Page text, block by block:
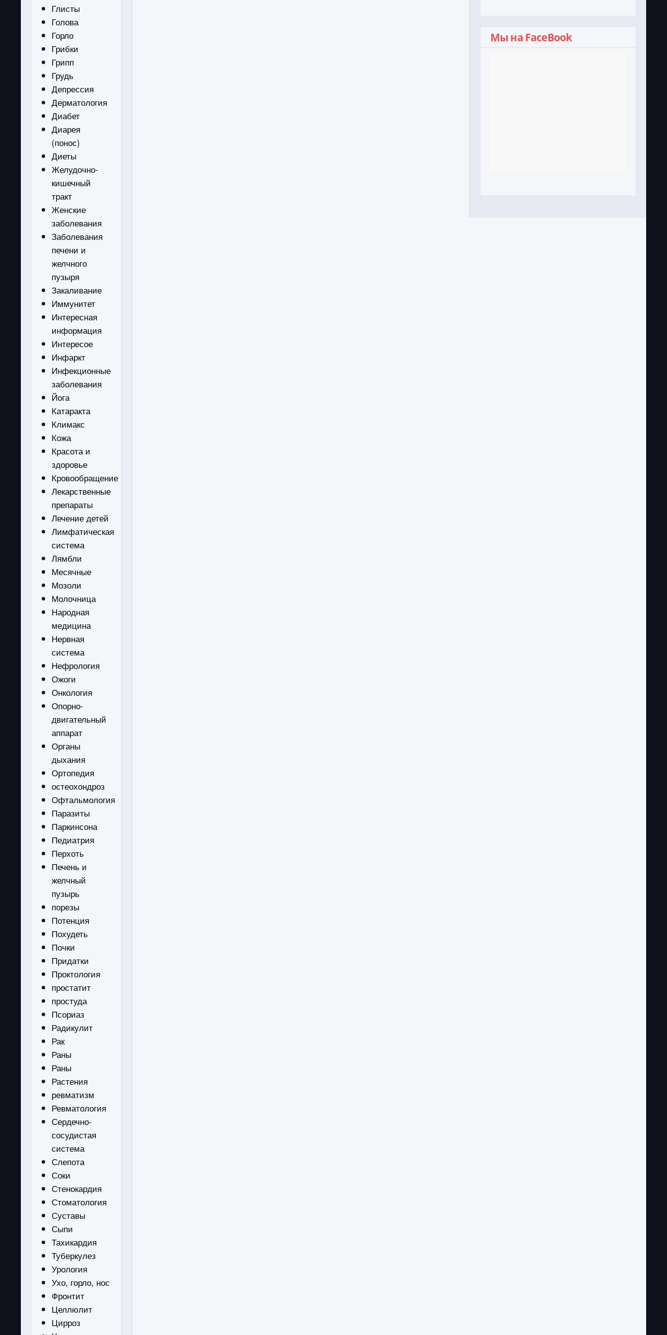
Глисты
Голова
Горло
Грибки
Грипп
Грудь
Депрессия
Дерматология
Диабет
Диарея
(понос)
Диеты
Желудочно-
кишечный
тракт
Женские
заболевания
Заболевания
печени и
желчного
пузыря
Закаливание
Иммунитет
Интересная
информация
Интересое
Инфаркт
Инфекционные
заболевания
Йога
Катаракта
Климакс
Кожа
Красота и
здоровье
Кровообращение
Лекарственные
препараты
Лечение детей
Лимфатическая
система
Лямбли
Месячные
Мозоли
Молочница
Народная
медицина
Нервная
система
Нефрология
Ожоги
Онкология
Опорно-
двигательный
аппарат
Органы
дыхания
Ортопедия
остеохондроз
Офтальмология
Паразиты
Паркинсона
Педиатрия
Перхоть
Печень и
желчный
пузырь
порезы
Потенция
Похудеть
Почки
Придатки
Проктология
простатит
простуда
Псориаз
Радикулит
Рак
Раны
Раны
Растения
ревматизм
Ревматология
Сердечно-
сосудистая
система
Слепота
Соки
Стенокардия
Стоматология
Суставы
Сыпи
Тахикардия
Туберкулез
Урология
Ухо, горло, нос
Фронтит
Целлюлит
Цирроз
Мы на FaceBook